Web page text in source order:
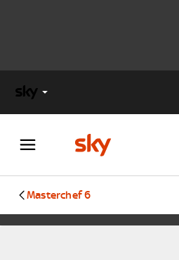
Masterchef 6